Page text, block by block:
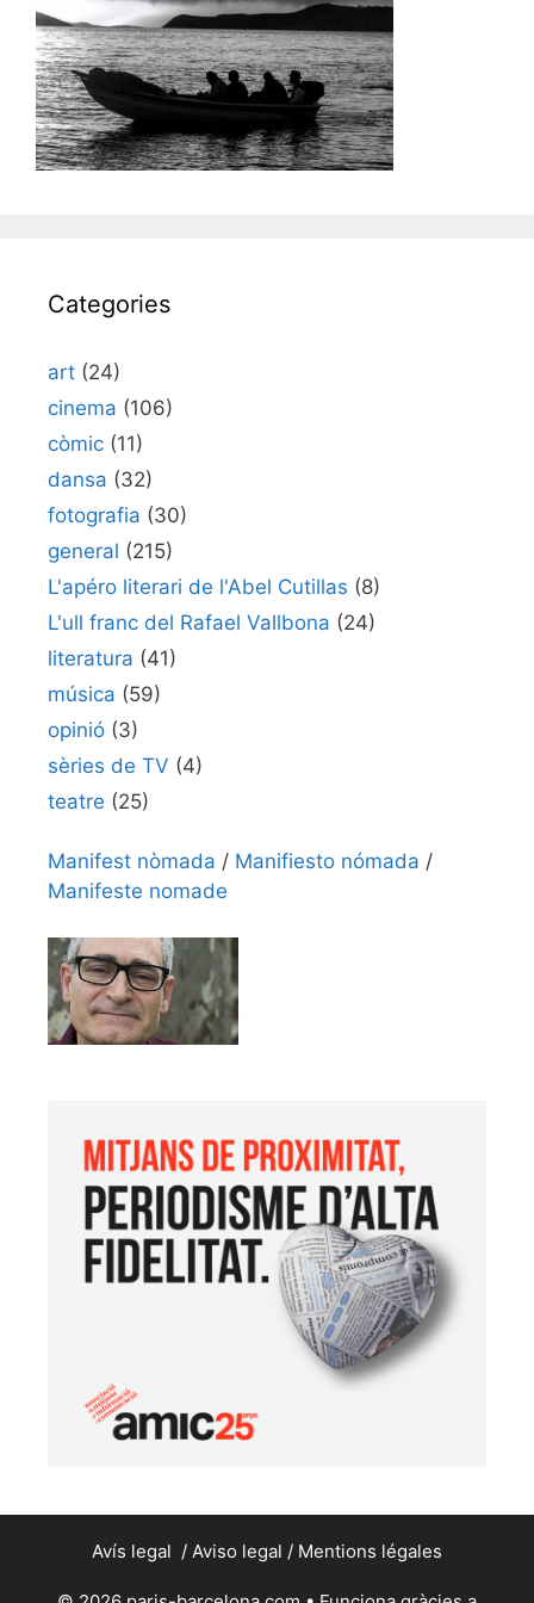
Categories
art (24)
cinema (106)
còmic (11)
dansa (32)
fotografia (30)
general (215)
L'apéro literari de l'Abel Cutillas (8)
L'ull franc del Rafael Vallbona (24)
literatura (41)
música (59)
opinió (3)
sèries de TV (4)
teatre (25)
Manifest nòmada / Manifiesto nómada /
Manifeste nomade
Avís legal / Aviso legal / Mentions légales